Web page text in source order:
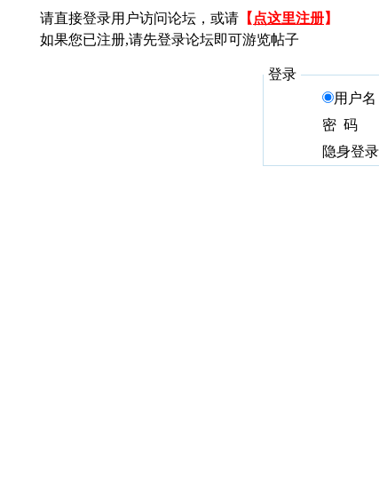
请直接登录用户访问论坛，或请 【 点这里注册】
如果您已注册,请先登录论坛即可游览帖子
登录
用户名
密 码
隐身登录